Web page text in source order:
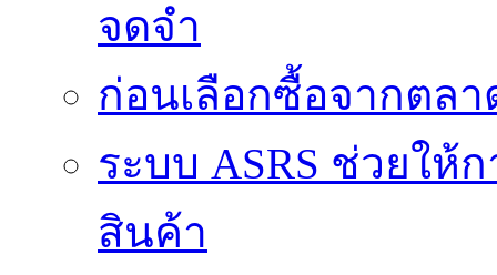
จดจำ
ก่อนเลือกซื้อจากตล
ระบบ ASRS ช่วยให้
สินค้า